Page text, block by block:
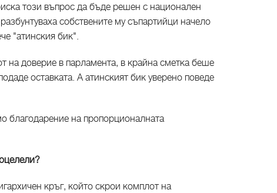
този въпрос да бъде решен с национален
собствените му съпартийци начело
"атинския бик".
на доверие в парламента, в крайна сметка беше
оставката. А атинският бик уверено поведе
благодарение на пропорционалната
кръг, който скрои комплот на